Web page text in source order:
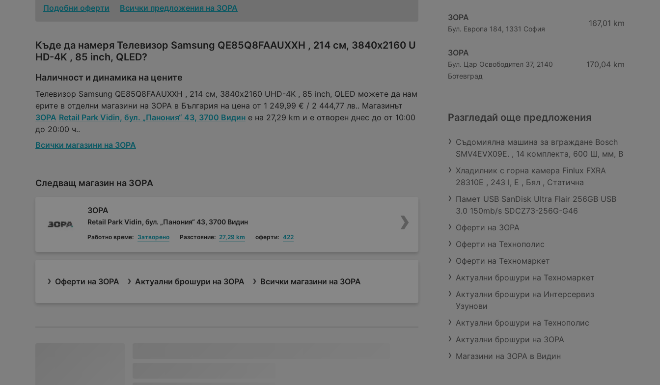
Подобни оферти Всички предложения на ЗОРА
Къде да намеря Телевизор Samsung QE85Q8FAAUXXH , 214 см, 3840x2160 U
HD-4K , 85 inch, QLED?
Наличност и динамика на цените
Телевизор Samsung QE85Q8FAAUXXH , 214 см, 3840x2160 UHD-4K , 85 inch, QLED можете да нам
ерите в отделни магазини на ЗОРА в България на цена от 1 249,99 € / 2 444,77 лв.. Магазинът
ЗОРА Retail Park Vidin, бул. „Панония“ 43, 3700 Видин е на 27,29 km и е отворен днес до от 10:00
до 20:00 ч..
Всички магазини на ЗОРА
Следващ магазин на ЗОРА
ЗОРА
Retail Park Vidin, бул. „Панония“ 43, 3700 Видин
Работно време: Затворено Разстояние: 27,29 km оферти: 422
Оферти на ЗОРА Актуални брошури на ЗОРА Всички магазини на ЗОРА
ЗОРА
Бул. Европа 184, 1331 София
167,01 km
ЗОРА
Бул. Цар Освободител 37, 2140
Ботевград
170,04 km
Разгледай още предложения
Съдомиялна машина за вграждане Bosch
SMV4EVX09E. , 14 комплекта, 600 Ш, мм, B
Хладилник с горна камера Finlux FXRA
28310E , 243 l, E , Бял , Статична
Памет USB SanDisk Ultra Flair 256GB USB
3.0 150mb/s SDCZ73-256G-G46
Оферти на ЗОРА
Оферти на Технополис
Оферти на Техномаркет
Актуални брошури на Техномаркет
Актуални брошури на Интерсервиз
Узунови
Актуални брошури на Технополис
Актуални брошури на ЗОРА
Магазини на ЗОРА в Видин